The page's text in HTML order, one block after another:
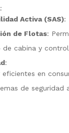
:
Activa (SAS):
de Flotas:
de cabina y
:
eficientes en
de